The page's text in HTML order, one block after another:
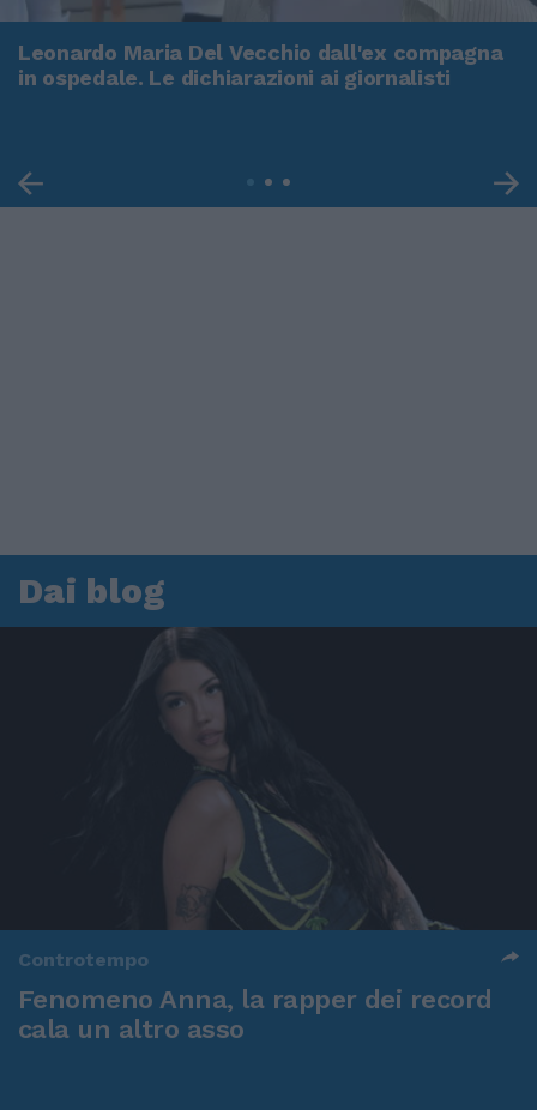
Leonardo Maria Del Vecchio dall'ex compagna
in ospedale. Le dichiarazioni ai giornalisti
Dai blog
Controtempo
Fenomeno Anna, la rapper dei record
cala un altro asso